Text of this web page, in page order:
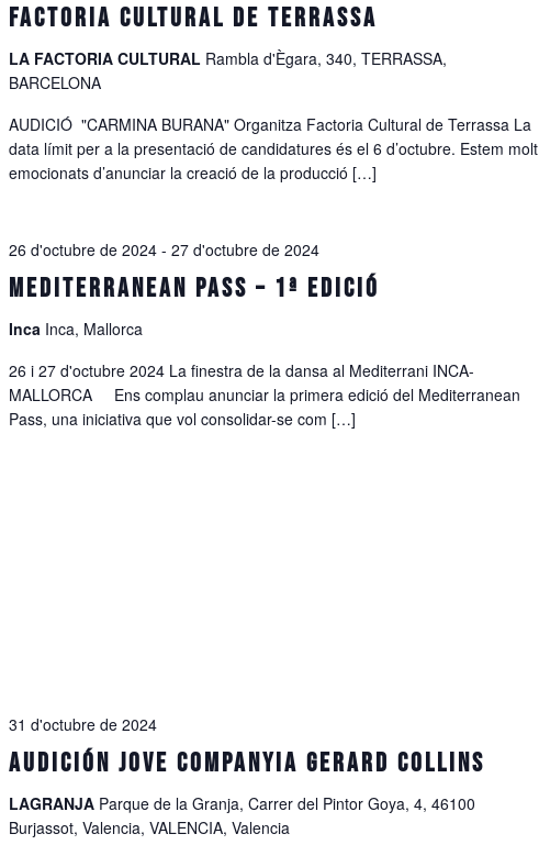
Factoria Cultural de Terrassa
LA FACTORIA CULTURAL Rambla d'Ègara, 340, TERRASSA,
BARCELONA
AUDICIÓ "CARMINA BURANA" Organitza Factoria Cultural de Terrassa La
data límit per a la presentació de candidatures és el 6 d’octubre. Estem molt
emocionats d’anunciar la creació de la producció […]
26 d'octubre de 2024 -27 d'octubre de 2024
MEDITERRANEAN PASS – 1ª EDICIÓ
Inca Inca, Mallorca
26 i 27 d'octubre 2024 La finestra de la dansa al Mediterrani INCA-
MALLORCA Ens complau anunciar la primera edició del Mediterranean
Pass, una iniciativa que vol consolidar-se com […]
31 d'octubre de 2024
AUDICIÓN JOVE COMPANYIA GERARD COLLINS
LAGRANJA Parque de la Granja, Carrer del Pintor Goya, 4, 46100
Burjassot, Valencia, VALENCIA, Valencia